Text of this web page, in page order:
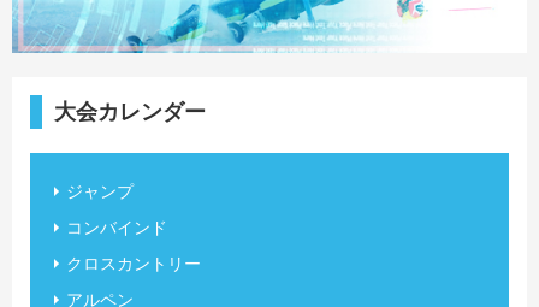
大会カレンダー
ジャンプ
コンバインド
クロスカントリー
アルペン